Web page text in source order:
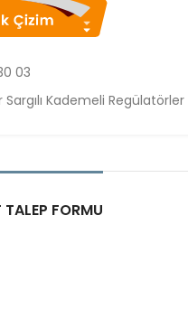
03
Sargılı Kademeli Regülatörler
TALEP FORMU